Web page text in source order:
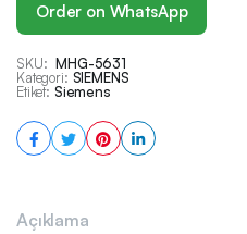
Order on WhatsApp
SKU: MHG-5631
Kategori: SIEMENS
Etiket: Siemens
Açıklama